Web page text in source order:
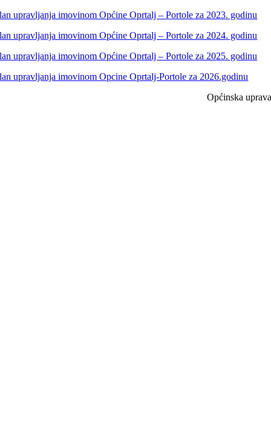
upravljanja imovinom Općine Oprtalj – Portole za 2023. godinu
upravljanja imovinom Općine Oprtalj – Portole za 2024. godinu
upravljanja imovinom Općine Oprtalj – Portole za 2025. godinu
upravljanja imovinom Opcine Oprtalj-Portole za 2026.godinu
Općinska uprava